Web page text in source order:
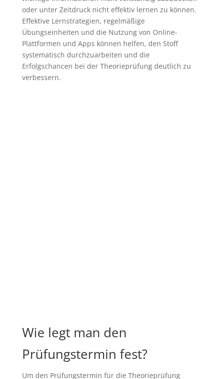
oder unter Zeitdruck nicht effektiv lernen zu können.
Effektive Lernstrategien, regelmäßige
Übungseinheiten und die Nutzung von Online-
Plattformen und Apps können helfen, den Stoff
systematisch durchzuarbeiten und die
Erfolgschancen bei der Theorieprüfung deutlich zu
verbessern.
Wie legt man den
Prüfungstermin fest?
Um den Prüfungstermin für die Theorieprüfung